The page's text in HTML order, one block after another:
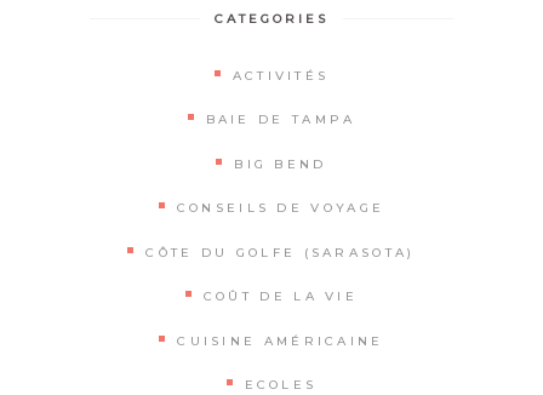
CATEGORIES
ACTIVITÉS
BAIE DE TAMPA
BIG BEND
CONSEILS DE VOYAGE
CÔTE DU GOLFE (SARASOTA)
COÛT DE LA VIE
CUISINE AMÉRICAINE
ECOLES